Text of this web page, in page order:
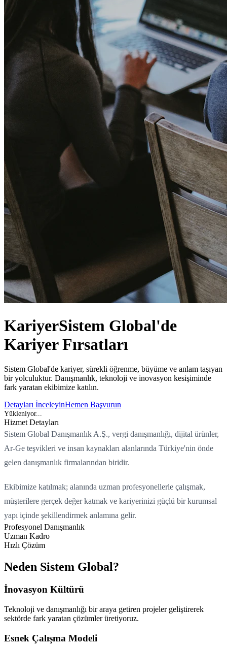
KariyerSistem Global'de
Kariyer Fırsatları
Sistem Global'de kariyer, sürekli öğrenme, büyüme ve anlam taşıyan
bir yolculuktur. Danışmanlık, teknoloji ve inovasyon kesişiminde
fark yaratan ekibimize katılın.
Detayları İnceleyinHemen Başvurun
Hizmet Detayları
Sistem Global Danışmanlık A.Ş., vergi danışmanlığı, dijital ürünler,
Ar-Ge teşvikleri ve insan kaynakları alanlarında Türkiye'nin önde
gelen danışmanlık firmalarından biridir.
Ekibimize katılmak; alanında uzman profesyonellerle çalışmak,
müşterilere gerçek değer katmak ve kariyerinizi güçlü bir kurumsal
yapı içinde şekillendirmek anlamına gelir.
Profesyonel Danışmanlık
Uzman Kadro
Hızlı Çözüm
Neden Sistem Global?
İnovasyon Kültürü
Teknoloji ve danışmanlığı bir araya getiren projeler geliştirerek
sektörde fark yaratan çözümler üretiyoruz.
Esnek Çalışma Modeli